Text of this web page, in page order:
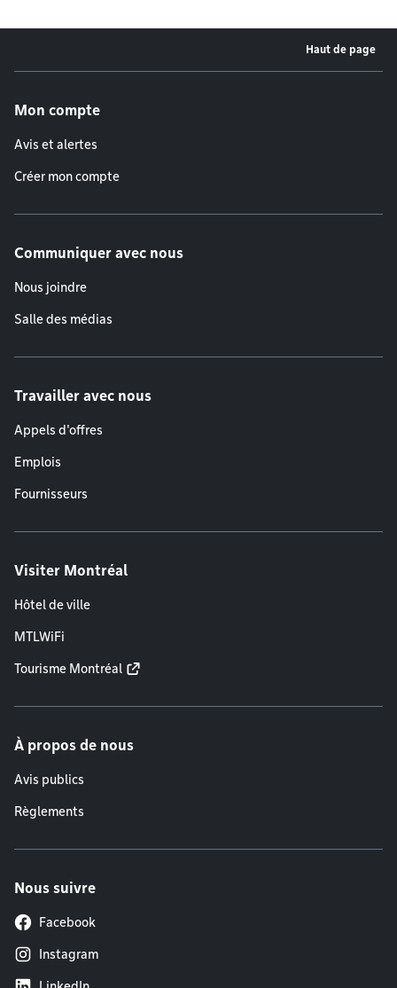
Haut de page
Mon compte
Avis et alertes
Créer mon compte
Communiquer avec nous
Nous joindre
Salle des médias
Travailler avec nous
Appels d'offres
Emplois
Fournisseurs
Visiter Montréal
Hôtel de ville
MTLWiFi
Tourisme Montréal
À propos de nous
Avis publics
Règlements
Nous suivre
Facebook
Instagram